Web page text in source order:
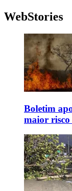
WebStories
Boletim
maior risco